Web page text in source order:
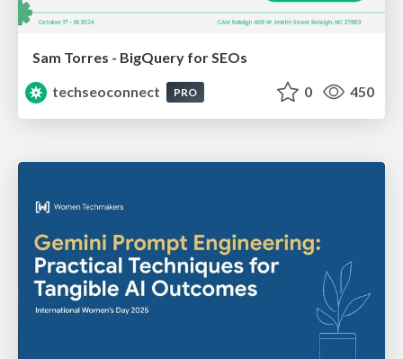
Sam Torres - BigQuery for SEOs
techseoconnect
PRO 0 450